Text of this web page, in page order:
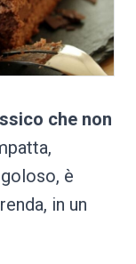
che non
è
in un